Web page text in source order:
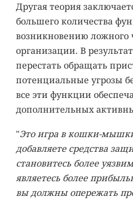
Другая теория
большего количества
возникновению ложного
организации. В
перестать обращать
потенциальные угрозы
все эти функции
дополнительных
"Это игра в кошки-
добавляете средства
становитесь более
являетесь более
вы должны опережать